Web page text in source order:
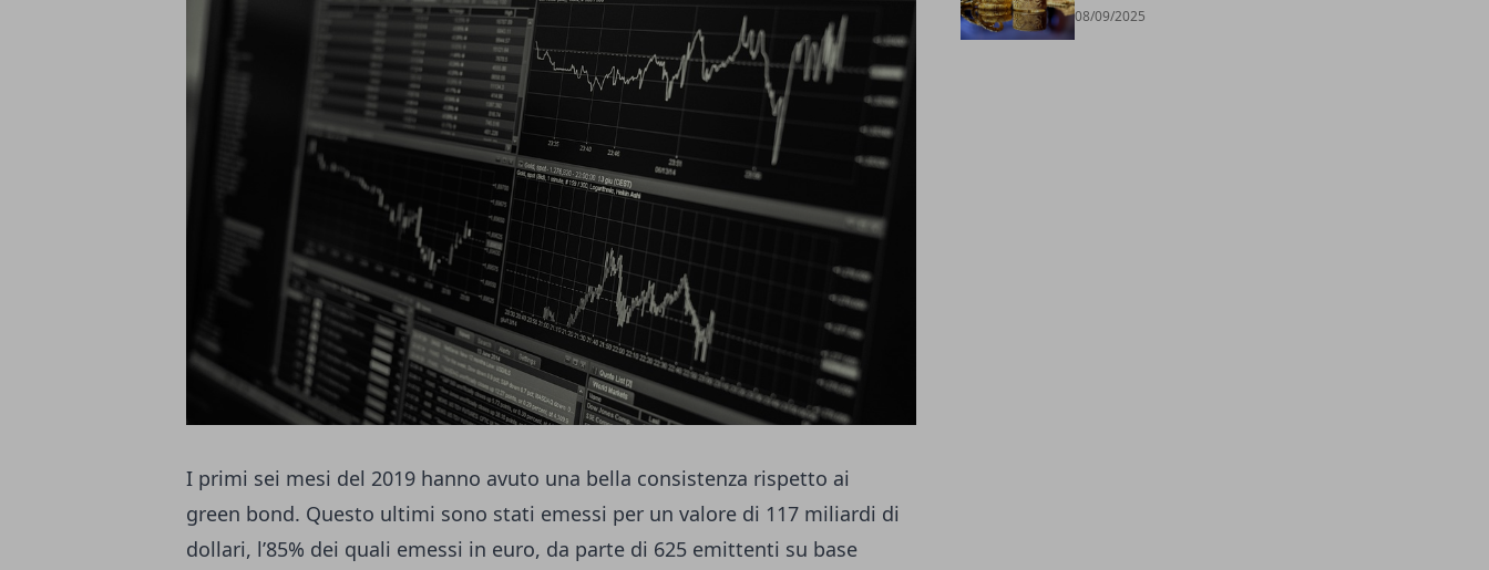
I primi sei mesi del 2019 hanno avuto una bella consistenza rispetto ai
green bond. Questo ultimi sono stati emessi per un valore di 117 miliardi di
dollari, l’85% dei quali emessi in euro, da parte di 625 emittenti su base
08/09/2025